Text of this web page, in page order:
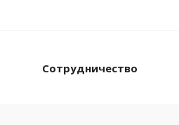
Сотрудничество